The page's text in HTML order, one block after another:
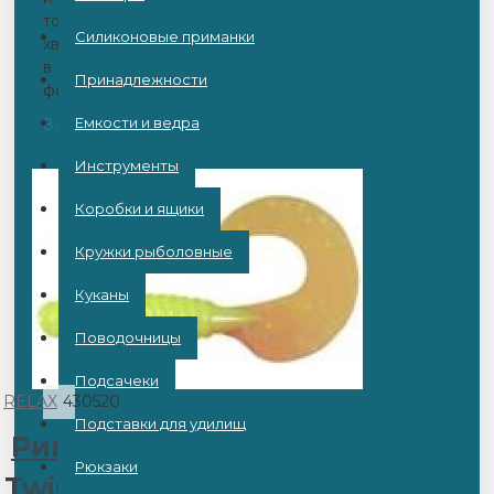
Силиконовые приманки
Принадлежности
Емкости и ведра
Инструменты
Коробки и ящики
Кружки рыболовные
Куканы
Поводочницы
Подсачеки
Подставки для удилищ
Рюкзаки
тонкий
хвост
в
фор..
8.50BYN
RELAX 430520
Рипер
Twister